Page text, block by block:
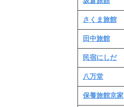
さくま旅館
田中旅館
民宿にしだ
八万堂
保養旅館京家